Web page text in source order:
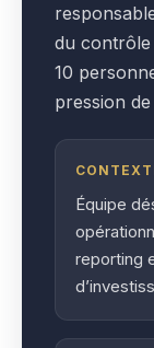
du contrôle
10
pression de
Équipe
reporting